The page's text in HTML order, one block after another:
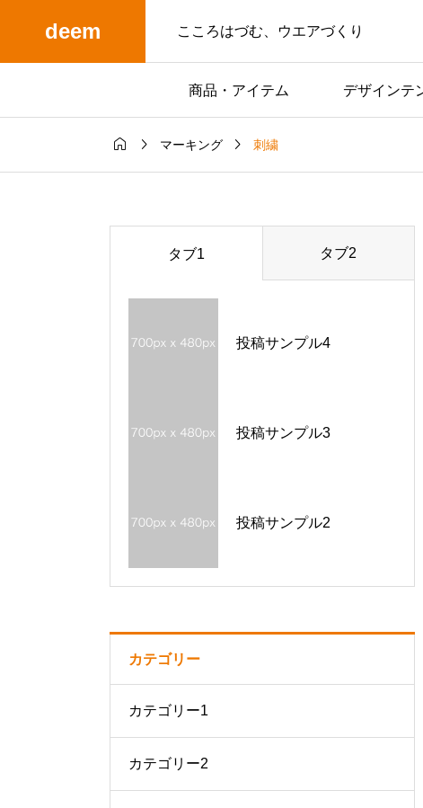
deem こころはづむ、ウエアづくり
商品・アイテム デザインテ
  マーキング  刺繍
タブ1 タブ2
投稿サンプル4
投稿サンプル3
投稿サンプル2
カテゴリー
カテゴリー1
カテゴリー2